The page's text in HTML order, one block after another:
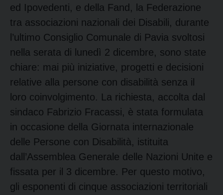
ed Ipovedenti, e della Fand, la Federazione
tra associazioni nazionali dei Disabili, durante
l’ultimo Consiglio Comunale di Pavia svoltosi
nella serata di lunedì 2 dicembre, sono state
chiare: mai più iniziative, progetti e decisioni
relative alla persone con disabilità senza il
loro coinvolgimento. La richiesta, accolta dal
sindaco Fabrizio Fracassi, è stata formulata
in occasione della Giornata internazionale
delle Persone con Disabilità, istituita
dall’Assemblea Generale delle Nazioni Unite e
fissata per il 3 dicembre. Per questo motivo,
gli esponenti di cinque associazioni territoriali